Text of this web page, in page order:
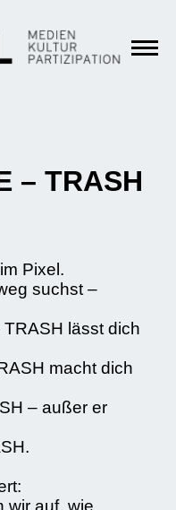
– TRASH
Pixel.
suchst –
lässt dich
macht dich
– außer er
wir auf, wie